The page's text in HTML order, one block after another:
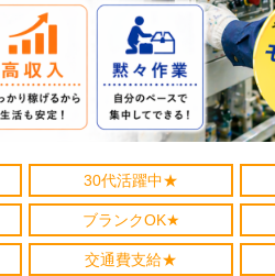
30代活躍中★
ブランクOK★
交通費支給★